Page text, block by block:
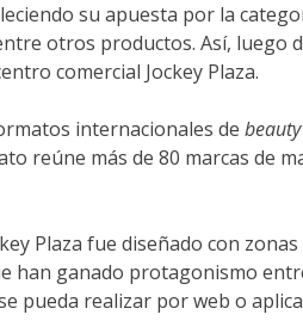
su apuesta por la
otros productos. Así, luego
comercial Jockey Plaza.
internacionales de
reúne más de 80 marcas de
Plaza fue diseñado con
han ganado protagonismo
pueda realizar por web o